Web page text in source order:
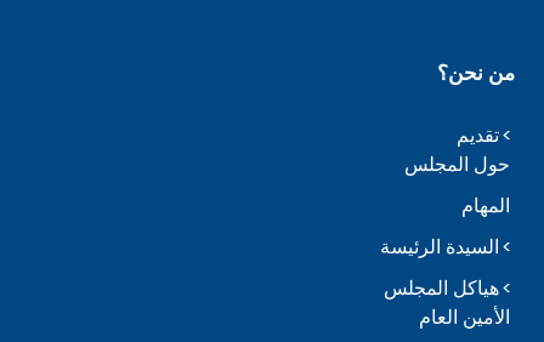
من نحن؟
تقديم
حول المجلس
المهام
السيدة الرئيسة
هياكل المجلس
الأمين العام